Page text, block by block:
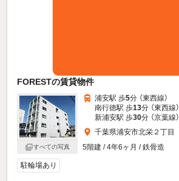
FORESTの賃貸物件
すべての写真
浦安駅 歩5分 （東西線）
南行徳駅 歩13分 （東西線）
新浦安駅 歩30分 （京葉線）
千葉県浦安市北栄２丁目
5階建 / 4年6ヶ月 / 鉄骨造
駐輪場あり